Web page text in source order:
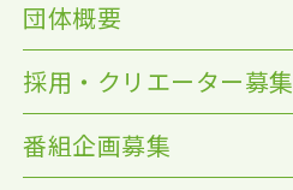
団体概要
採用・クリエーター募集
番組企画募集